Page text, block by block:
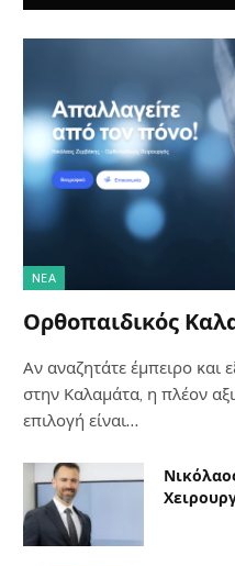
NΈΑ
Ορθοπαιδικός
Αν αναζητάτε έμπειρο και
στην Καλαμάτα, η πλέον
επιλογή είναι…